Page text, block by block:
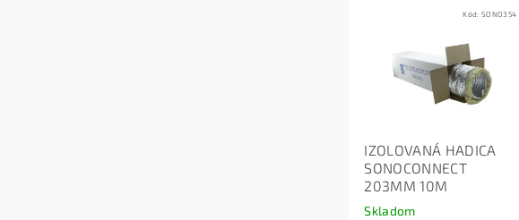
Kód:SONO354
IZOLOVANÁ HADICA
SONOCONNECT
203MM 10M
Skladom